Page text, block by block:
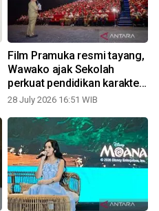
Film Pramuka resmi tayang,
Wawako ajak Sekolah
perkuat pendidikan karakter
siswa
28 July 2026 16:51 WIB